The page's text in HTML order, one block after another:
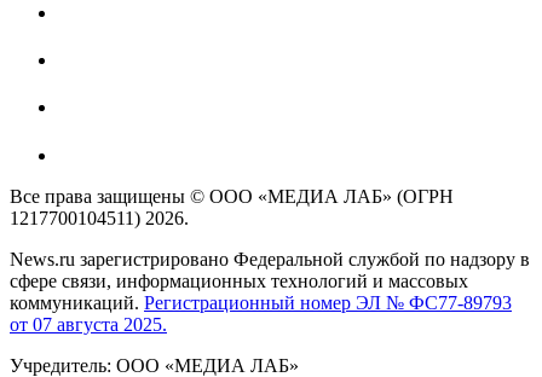
Все права защищены © ООО «МЕДИА ЛАБ» (ОГРН
1217700104511) 2026.
News.ru зарегистрировано Федеральной службой по надзору в
сфере связи, информационных технологий и массовых
коммуникаций. Регистрационный номер ЭЛ № ФС77-89793
от 07 августа 2025.
Учредитель: ООО «МЕДИА ЛАБ»